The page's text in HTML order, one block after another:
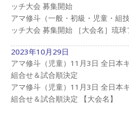
ッチ大会 募集開始
アマ修斗（一般・初級・児童・組
ッチ大会 募集開始 ［大会名］琉球
2023年10月29日
アマ修斗（児童）11月3日 全日本
組合せ＆試合順決定
アマ修斗（児童）11月3日 全日本
組合せ＆試合順決定 【大会名】